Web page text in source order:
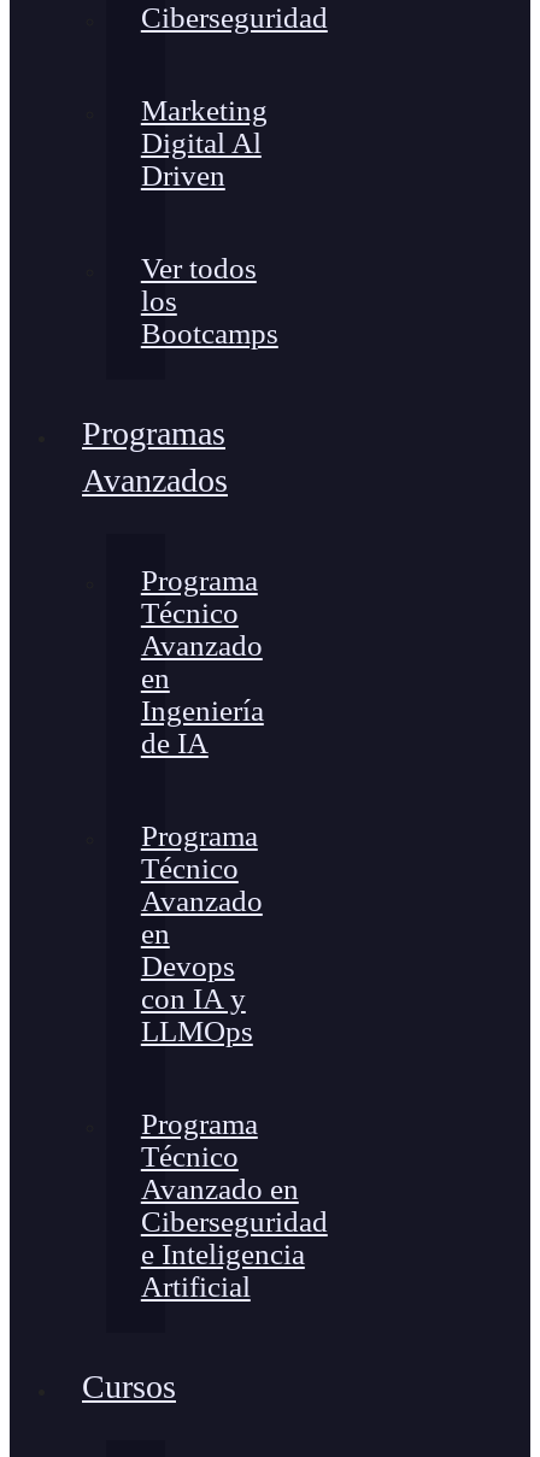
Ciberseguridad
Marketing
Digital Al
Driven
Ver todos
los
Bootcamps
Programas
Avanzados
Programa
Técnico
Avanzado
en
Ingeniería
de IA
Programa
Técnico
Avanzado
en
Devops
con IA y
LLMOps
Programa
Técnico
Avanzado en
Ciberseguridad
e Inteligencia
Artificial
Cursos